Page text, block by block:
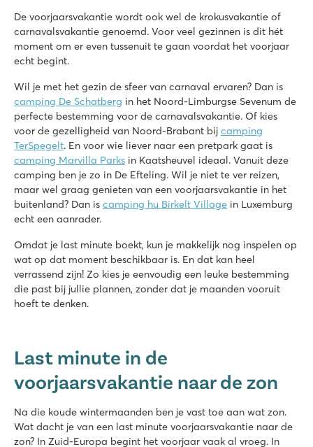
Zwembaden zowel binnen als buiten met glijbaan én
Uitgebreid entertainmentprogramma én binnenspeeltuin
Gelegen aan de prachtige Noord-Limburgse Peel
hu Eraclea Mare
Italië - Noord-Italië - Adriatische kust - Eraclea Mare
★ ★ ★ ★
Nieuw: Waterpark met glijbanen van wel 90.000 m2
Stacaravans in autovrije, sfeervolle straatjes
Vlakbij het bekende Venetië, Murano en Burano
Bijela Uvala
Bijela Uvala
★ ★ ★
3 mooie zwembadcomplexen met nieuwe glijbanen
Leuke restaurants en barretjes op de camping
Zaton Holiday Resort
Twee zwembaden, volop glijbaanplezier
Winkelpromenade met restaurants op de camping
De voorjaarsvakantie wordt ook wel de krokusvakantie of
carnavalsvakantie genoemd. Voor veel gezinnen is dit hét
moment om er even tussenuit te gaan voordat het voorjaar
echt begint.
Wil je met het gezin de sfeer van carnaval ervaren? Dan is
camping De Schatberg in het Noord-Limburgse Sevenum de
perfecte bestemming voor de carnavalsvakantie. Of kies
voor de gezelligheid van Noord-Brabant bij camping
TerSpegelt. En voor wie liever naar een pretpark gaat is
camping Marvilla Parks in Kaatsheuvel ideaal. Vanuit deze
camping ben je zo in De Efteling. Wil je niet te ver reizen,
maar wel graag genieten van een voorjaarsvakantie in het
buitenland? Dan is camping hu Birkelt Village in Luxemburg
echt een aanrader.
Omdat je last minute boekt, kun je makkelijk nog inspelen op
wat op dat moment beschikbaar is. En dat kan heel
verrassend zijn! Zo kies je eenvoudig een leuke bestemming
die past bij jullie plannen, zonder dat je maanden vooruit
hoeft te denken.
Last minute in de
voorjaarsvakantie naar de zon
Na die koude wintermaanden ben je vast toe aan wat zon.
Wat dacht je van een last minute voorjaarsvakantie naar de
zon? In Zuid-Europa begint het voorjaar vaak al vroeg. In